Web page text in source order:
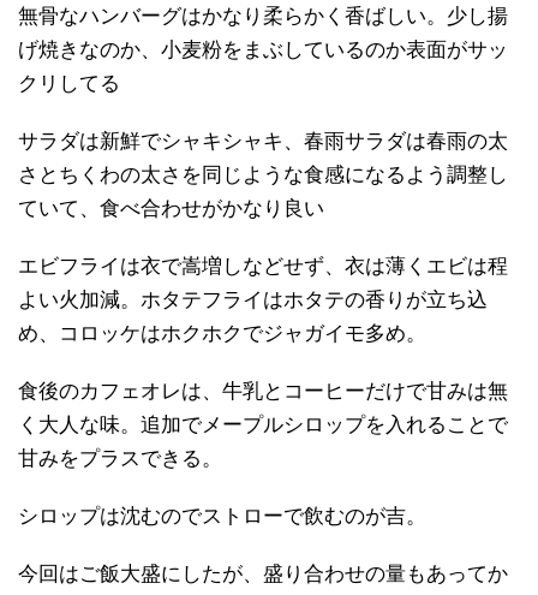
無骨なハンバーグはかなり柔らかく香ばしい。少し揚
げ焼きなのか、小麦粉をまぶしているのか表面がサッ
クリしてる
サラダは新鮮でシャキシャキ、春雨サラダは春雨の太
さとちくわの太さを同じような食感になるよう調整し
ていて、食べ合わせがかなり良い
エビフライは衣で嵩増しなどせず、衣は薄くエビは程
よい火加減。ホタテフライはホタテの香りが立ち込
め、コロッケはホクホクでジャガイモ多め。
食後のカフェオレは、牛乳とコーヒーだけで甘みは無
く大人な味。追加でメープルシロップを入れることで
甘みをプラスできる。
シロップは沈むのでストローで飲むのが吉。
今回はご飯大盛にしたが、盛り合わせの量もあってか